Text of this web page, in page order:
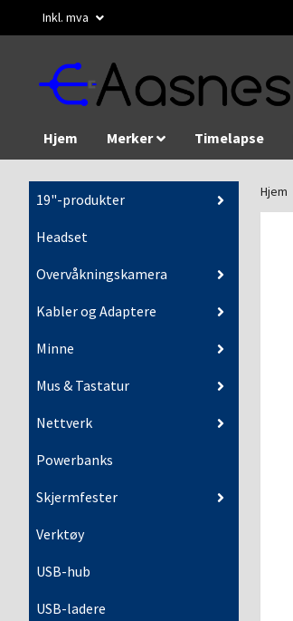
Inkl. mva
Hjem Merker Timelapse
19"-produkter
Headset
Overvåkningskamera
Kabler og Adaptere
Minne
Mus & Tastatur
Nettverk
Powerbanks
Skjermfester
Verktøy
USB-hub
USB-ladere
Hjem